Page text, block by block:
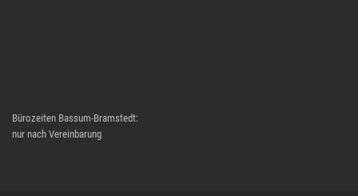
Bürozeiten Bassum-Bramstedt:
nur nach Vereinbarung